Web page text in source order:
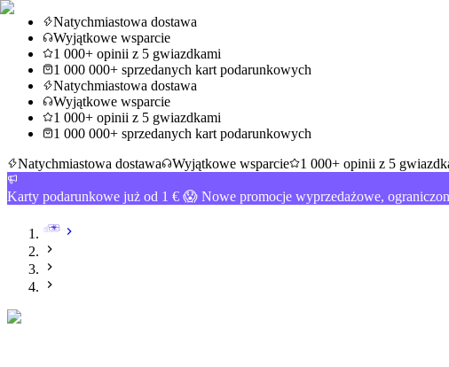
Natychmiastowa dostawa
Wyjątkowe wsparcie
1 000+ opinii z 5 gwiazdkami
1 000 000+ sprzedanych kart podarunkowych
Natychmiastowa dostawa
Wyjątkowe wsparcie
1 000+ opinii z 5 gwiazdkami
1 000 000+ sprzedanych kart podarunkowych
Natychmiastowa dostawa
Wyjątkowe wsparcie 1 000+ opinii z 5
Karty podarunkowe już od 1 € 😱 Nowe promocje wyprzedażowe,